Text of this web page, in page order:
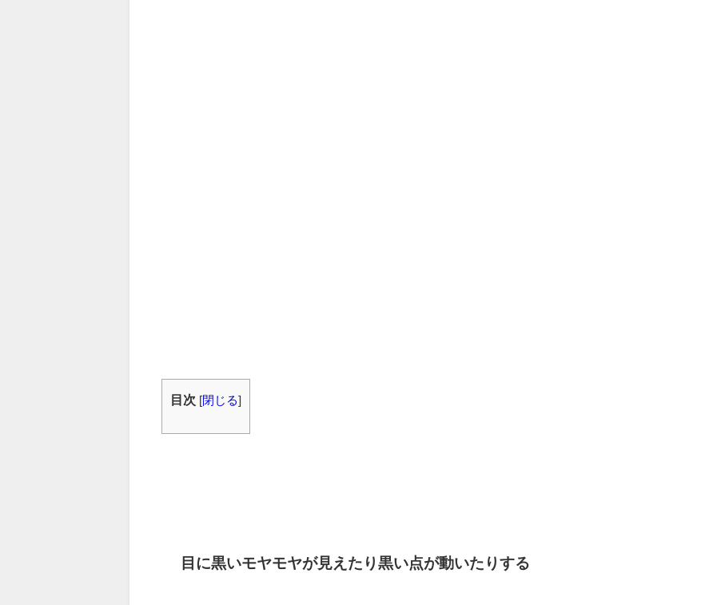
目次 閉じる
目に黒いモヤモヤが見えたり黒い点が動いたりする